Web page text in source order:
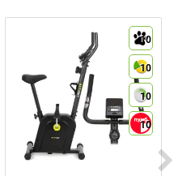
10
10
10
10